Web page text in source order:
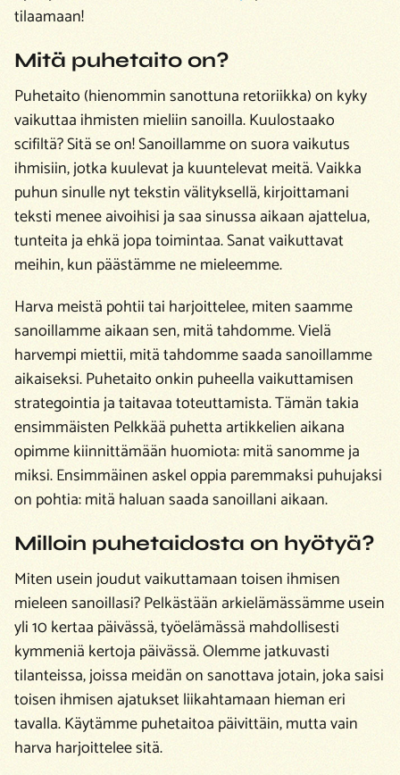
tilaamaan!
Mitä puhetaito on?
Puhetaito (hienommin sanottuna retoriikka) on kyky
vaikuttaa ihmisten mieliin sanoilla. Kuulostaako
scifiltä? Sitä se on! Sanoillamme on suora vaikutus
ihmisiin, jotka kuulevat ja kuuntelevat meitä. Vaikka
puhun sinulle nyt tekstin välityksellä, kirjoittamani
teksti menee aivoihisi ja saa sinussa aikaan ajattelua,
tunteita ja ehkä jopa toimintaa. Sanat vaikuttavat
meihin, kun päästämme ne mieleemme.
Harva meistä pohtii tai harjoittelee, miten saamme
sanoillamme aikaan sen, mitä tahdomme. Vielä
harvempi miettii, mitä tahdomme saada sanoillamme
aikaiseksi. Puhetaito onkin puheella vaikuttamisen
strategointiaja taitavaa toteuttamista. Tämän takia
ensimmäisten Pelkkää puhetta artikkelien aikana
opimme kiinnittämään huomiota: mitä sanomme ja
miksi. Ensimmäinen askel oppia paremmaksi puhujaksi
on pohtia: mitä haluan saada sanoillani aikaan.
Milloin puhetaidosta on hyötyä?
Miten usein joudut vaikuttamaan toisen ihmisen
mieleen sanoillasi? Pelkästään arkielämässämme usein
yli 10 kertaa päivässä, työelämässä mahdollisesti
kymmeniä kertoja päivässä. Olemme jatkuvasti
tilanteissa, joissa meidän on sanottava jotain, joka saisi
toisen ihmisen ajatukset liikahtamaan hieman eri
tavalla. Käytämme puhetaitoa päivittäin, mutta vain
harva harjoittelee sitä.